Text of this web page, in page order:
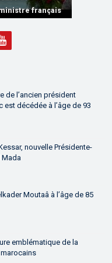
français
de l’ancien président
décédée à l’âge de 93
nouvelle Présidente-
Mada
Moutaâ à l’âge de 85
emblématique de la